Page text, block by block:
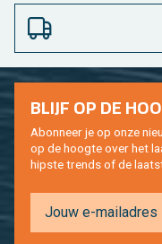
BLIJF OP DE
Abon­neer je op onze
op de hoog­te over het
hip­s­te trends of de